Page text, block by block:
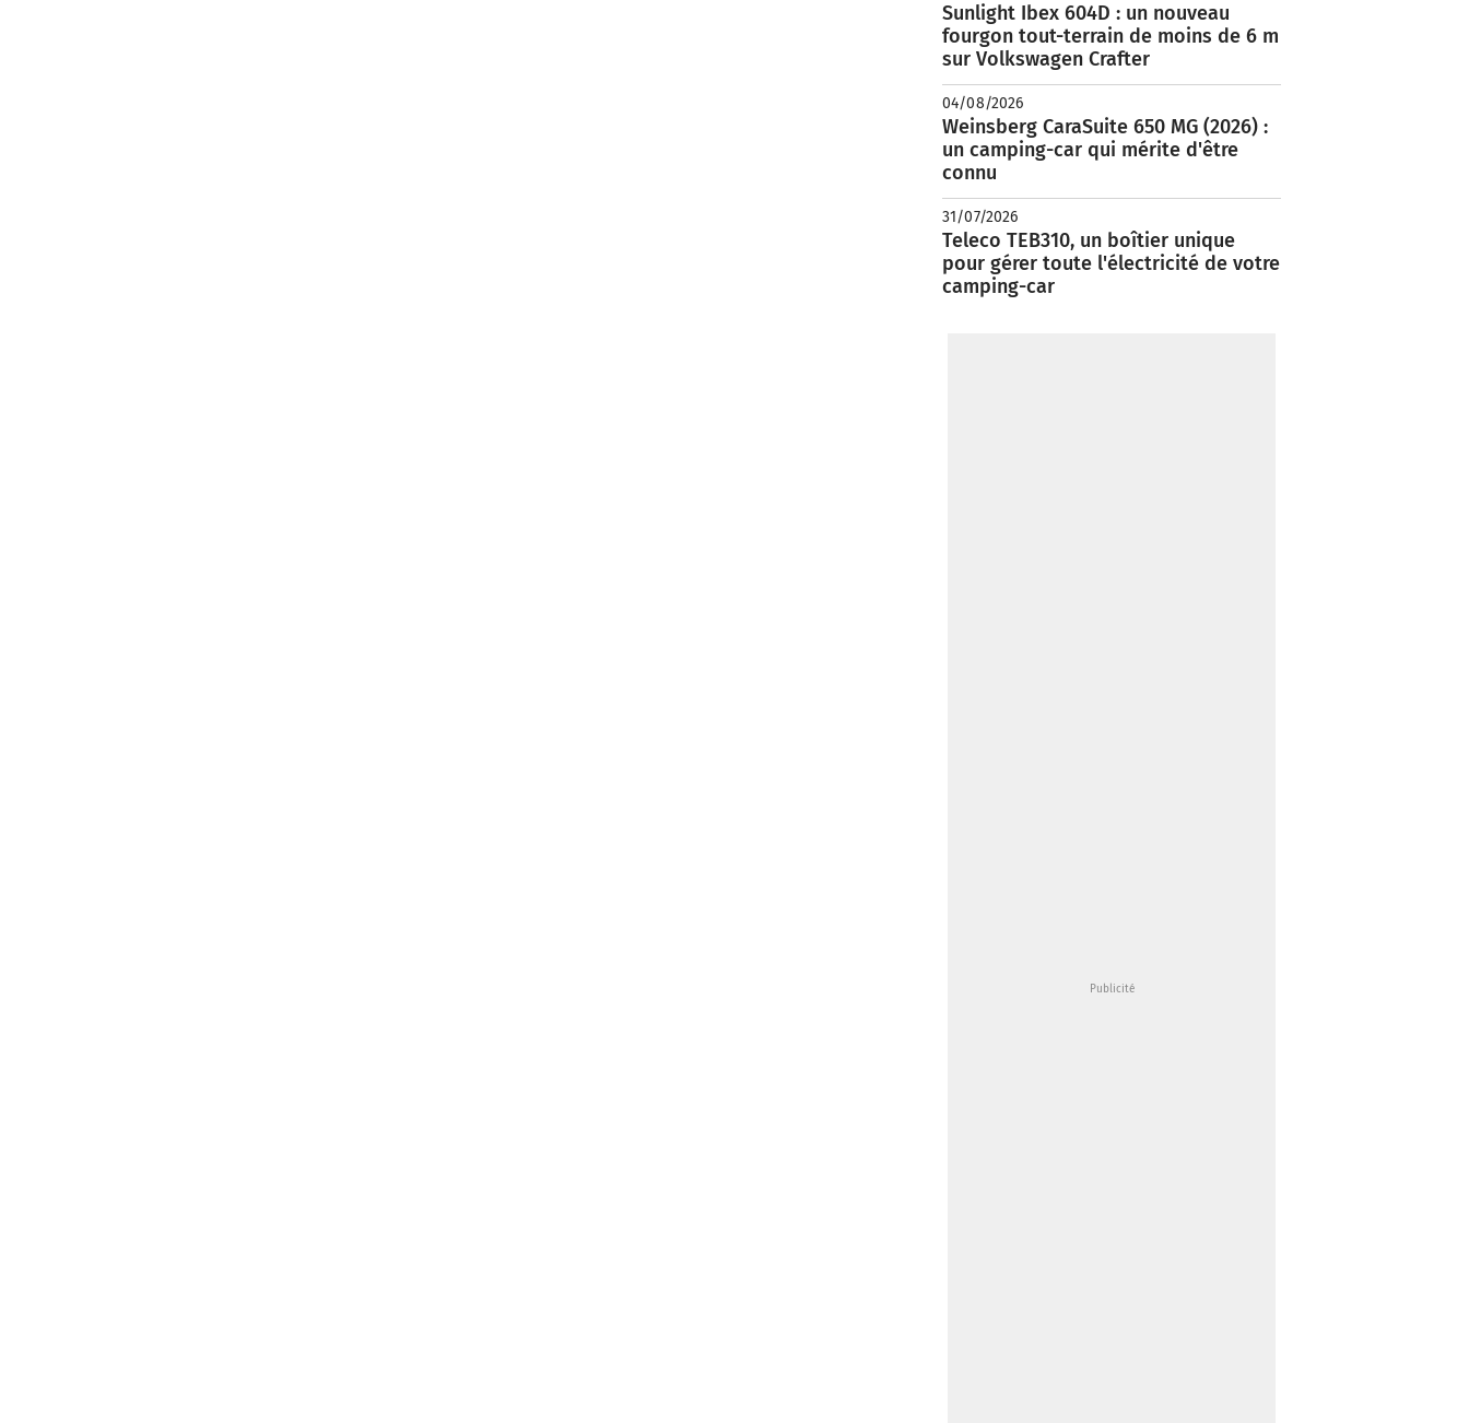
Sunlight Ibex 604D : un nouveau
fourgon tout-terrain de moins de 6 m
sur Volkswagen Crafter
04/08/2026
Weinsberg CaraSuite 650 MG (2026) :
un camping-car qui mérite d'être
connu
31/07/2026
Teleco TEB310, un boîtier unique
pour gérer toute l'électricité de votre
camping-car